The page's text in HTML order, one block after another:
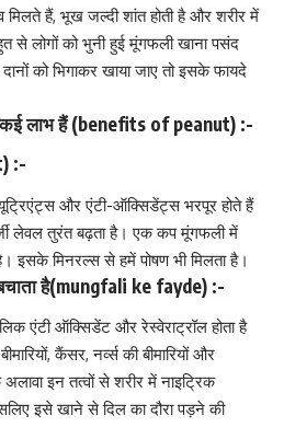
हैं, भूख जल्दी शांत होती है और शरीर में
से लोगों को भुनी हुई मूंगफली खाना पसंद
को भिगाकर खाया जाए तो इसके फायदे
कई लाभ हैं (benefits of peanut) :-
:-
औरएंटी-ऑक्सिडेंट्सभरपूर होते हैं
लेवल तुरंत बढ़ता है। एक कप मूंगफली में
इसके मिनरल्स से हमें पोषण भी मिलता है।
है(mungfali ke fayde) :-
एंटी ऑक्सिडेंट और रेस्वेराट्रॉल होता है
कैंसर, नर्व्स की बीमारियों और
इन तत्वों से शरीर में नाइट्रिक
इसे खाने से दिल का दौरा पड़ने की